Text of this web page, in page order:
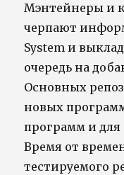
Мэнтейнеры и
черпают
System и
очередь на
Основных
новых
программ и
Время от
тестируемого